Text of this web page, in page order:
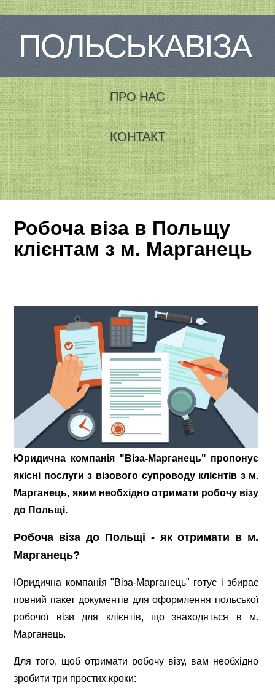
ПОЛЬСЬКАВІЗА
ПРО НАС
КОНТАКТ
Робоча віза в Польщу
клієнтам з м. Марганець
Юридична компанія "Віза-Марганець" пропонує
якісні послуги з візового супроводу клієнтів з м.
Марганець, яким необхідно отримати робочу візу
до Польщі.
Робоча віза до Польщі - як отримати в м.
Марганець?
Юридична компанія "Віза-Марганець" готує і збирає
повний пакет документів для оформлення польської
робочої візи для клієнтів, що знаходяться в м.
Марганець.
Для того, щоб отримати робочу візу, вам необхідно
зробити три простих кроки: